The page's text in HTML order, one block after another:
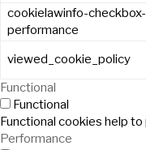
cookielawinfo-checkbox-
performance
viewed_cookie_policy
Functional
Functional
Functional cookies help
Performance